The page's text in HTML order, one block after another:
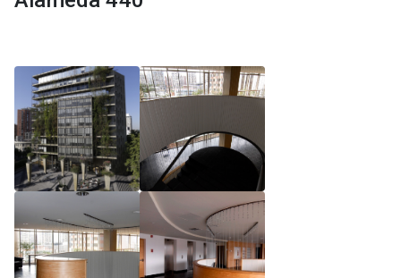
Reglamento de Magíster, Pontificia Universidad
Universidad Católica de Chile
Reglamento de Magíster, Pontificia Universidad
Católica de Chile LLM UC 2025
Reglamento de Seminarios de Graduación
Programa de Magíster en Derecho, LLM 2025